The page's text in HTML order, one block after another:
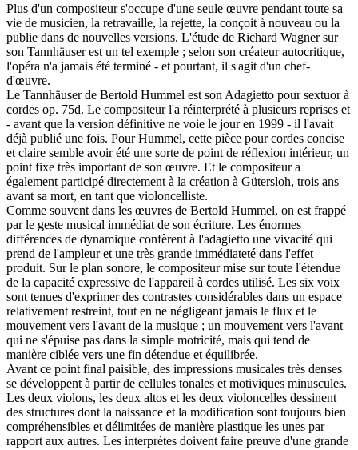
Plus d'un compositeur s'occupe d'une seule œuvre pendant toute sa
vie de musicien, la retravaille, la rejette, la conçoit à nouveau ou la
publie dans de nouvelles versions. L'étude de Richard Wagner sur
son Tannhäuser est un tel exemple ; selon son créateur autocritique,
l'opéra n'a jamais été terminé - et pourtant, il s'agit d'un chef-
d'œuvre.
Le Tannhäuser de Bertold Hummel est son Adagietto pour sextuor à
cordes op. 75d. Le compositeur l'a réinterprété à plusieurs reprises et
- avant que la version définitive ne voie le jour en 1999 - il l'avait
déjà publié une fois. Pour Hummel, cette pièce pour cordes concise
et claire semble avoir été une sorte de point de réflexion intérieur, un
point fixe très important de son œuvre. Et le compositeur a
également participé directement à la création à Gütersloh, trois ans
avant sa mort, en tant que violoncelliste.
Comme souvent dans les œuvres de Bertold Hummel, on est frappé
par le geste musical immédiat de son écriture. Les énormes
différences de dynamique confèrent à l'adagietto une vivacité qui
prend de l'ampleur et une très grande immédiateté dans l'effet
produit. Sur le plan sonore, le compositeur mise sur toute l'étendue
de la capacité expressive de l'appareil à cordes utilisé. Les six voix
sont tenues d'exprimer des contrastes considérables dans un espace
relativement restreint, tout en ne négligeant jamais le flux et le
mouvement vers l'avant de la musique ; un mouvement vers l'avant
qui ne s'épuise pas dans la simple motricité, mais qui tend de
manière ciblée vers une fin détendue et équilibrée.
Avant ce point final paisible, des impressions musicales très denses
se développent à partir de cellules tonales et motiviques minuscules.
Les deux violons, les deux altos et les deux violoncelles dessinent
des structures dont la naissance et la modification sont toujours bien
compréhensibles et délimitées de manière plastique les unes par
rapport aux autres. Les interprètes doivent faire preuve d'une grande